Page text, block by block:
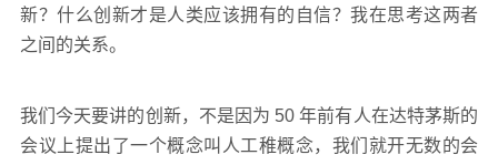
新？什么创新才是人类应该拥有的自信？我在思考这两者
之间的关系。
我们今天要讲的创新，不是因为 50 年前有人在达特茅斯的
会议上提出了一个概念叫人工稚概念，我们就开无数的会